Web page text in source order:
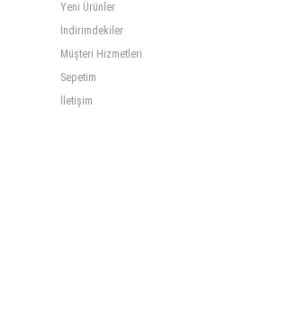
Yeni Ürünler
İndirimdekiler
Müşteri Hizmetleri
Sepetim
İletişim